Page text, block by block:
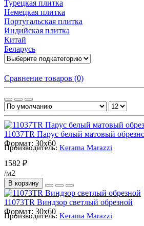
Турецкая плитка
Немецкая плитка
Португальская плитка
Индийская плитка
Китай
Беларусь
Сравнение товаров (0)
11037TR Парус белый матовый
Формат: 30x60
Производитель: Kerama Marazzi
1582 ₽
/м2
В корзину
11073TR Виндзор светлый обрезной
Формат: 30x60
Производитель: Kerama Marazzi